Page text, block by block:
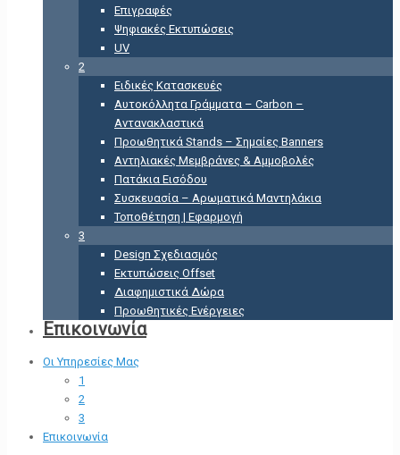
Επιγραφές
Ψηφιακές Εκτυπώσεις
UV
2
Ειδικές Κατασκευές
Αυτοκόλλητα Γράμματα – Carbon –
Αντανακλαστικά
Προωθητικά Stands – Σημαίες Banners
Αντηλιακές Μεμβράνες & Αμμοβολές
Πατάκια Εισόδου
Συσκευασία – Αρωματικά Μαντηλάκια
Τοποθέτηση | Εφαρμογή
3
Design Σχεδιασμός
Εκτυπώσεις Offset
Διαφημιστικά Δώρα
Προωθητικές Ενέργειες
Επικοινωνία
Οι Υπηρεσίες Μας
1
2
3
Επικοινωνία